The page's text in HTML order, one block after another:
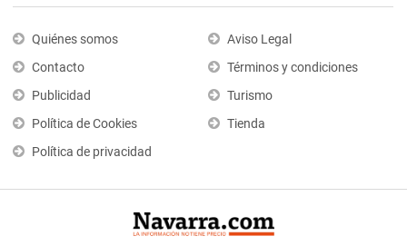
Quiénes somos
Contacto
Publicidad
Política de Cookies
Política de privacidad
Aviso Legal
Términos y condiciones
Turismo
Tienda